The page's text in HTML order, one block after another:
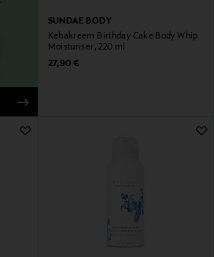
SUNDAE BODY
Kehakreem Birthday Cake Body Whip
Moisturiser, 220 ml
Original Price
27,90 €